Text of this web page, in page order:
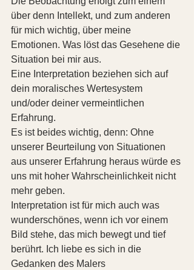
über denn Intellekt, und zum anderen
für mich wichtig, über meine
Emotionen. Was löst das Gesehene die
Situation bei mir aus.
Eine Interpretation beziehen sich auf
dein moralisches Wertesystem
und/oder deiner vermeintlichen
Erfahrung.
Es ist beides wichtig, denn: Ohne
unserer Beurteilung von Situationen
aus unserer Erfahrung heraus würde es
uns mit hoher Wahrscheinlichkeit nicht
mehr geben.
Interpretation ist für mich auch was
wunderschönes, wenn ich vor einem
Bild stehe, das mich bewegt und tief
berührt. Ich liebe es sich in die
Gedanken des Malers